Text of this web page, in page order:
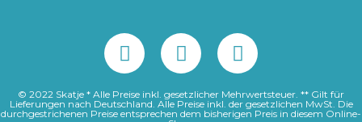
© 2022 Skatje * Alle Preise inkl. gesetzlicher Mehrwertsteuer. ** Gilt für
Lieferungen nach Deutschland. Alle Preise inkl. der gesetzlichen MwSt. Die
durchgestrichenen Preise entsprechen dem bisherigen Preis in diesem Online-